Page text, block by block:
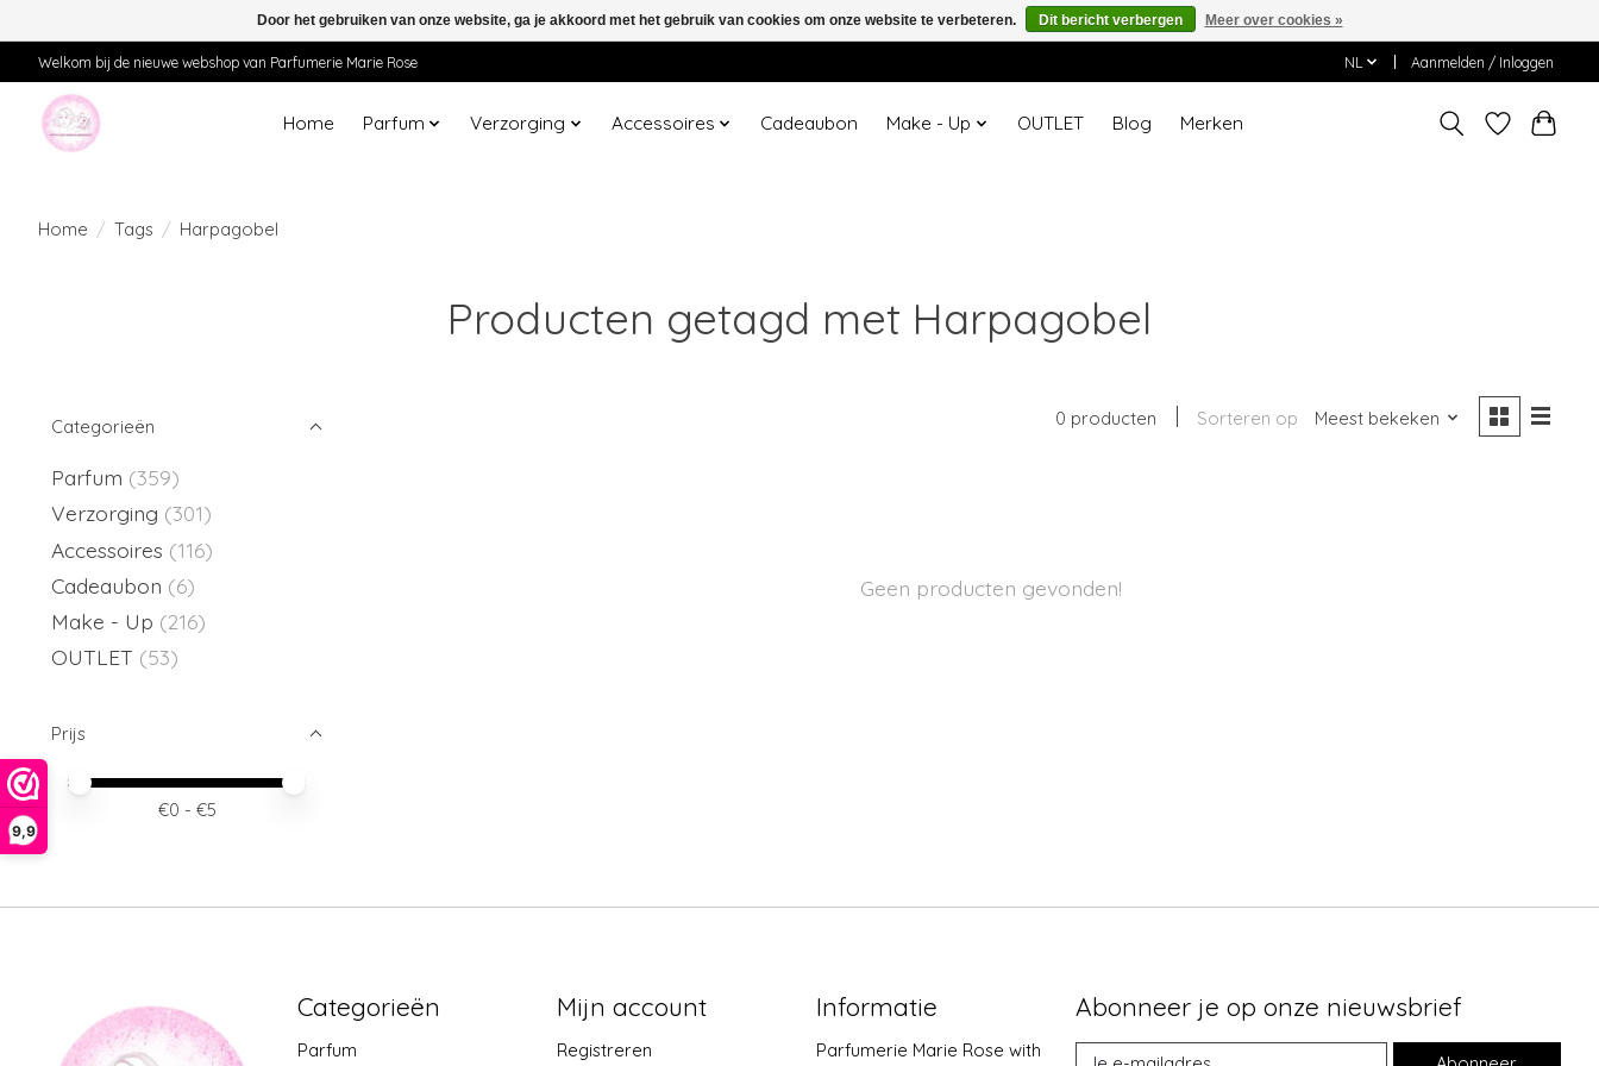
9,9
Welkom bij de nieuwe webshop van Parfumerie Marie Rose NL Aanmelden / Inloggen
Home Parfum Verzorging Accessoires Cadeaubon Make - Up OUTLET Blog Merken
Home / Tags / Harpagobel
Producten getagd met Harpagobel
Categorieën
Parfum (359)
Verzorging (301)
Accessoires (116)
Cadeaubon (6)
Make - Up (216)
OUTLET (53)
Prijs
Minimale prijswaarde
Price maximum value
€0 - €5
0 producten Sorteren op Meest bekeken
Geen producten gevonden!
Categorieën
Parfum
Mijn account
Registreren
Informatie
Parfumerie Marie Rose with
Abonneer je op onze nieuwsbrief
Door het gebruiken van onze website, ga je akkoord met het gebruik van cookies om onze website te verbeteren. Dit bericht verbergen Meer over cookies »